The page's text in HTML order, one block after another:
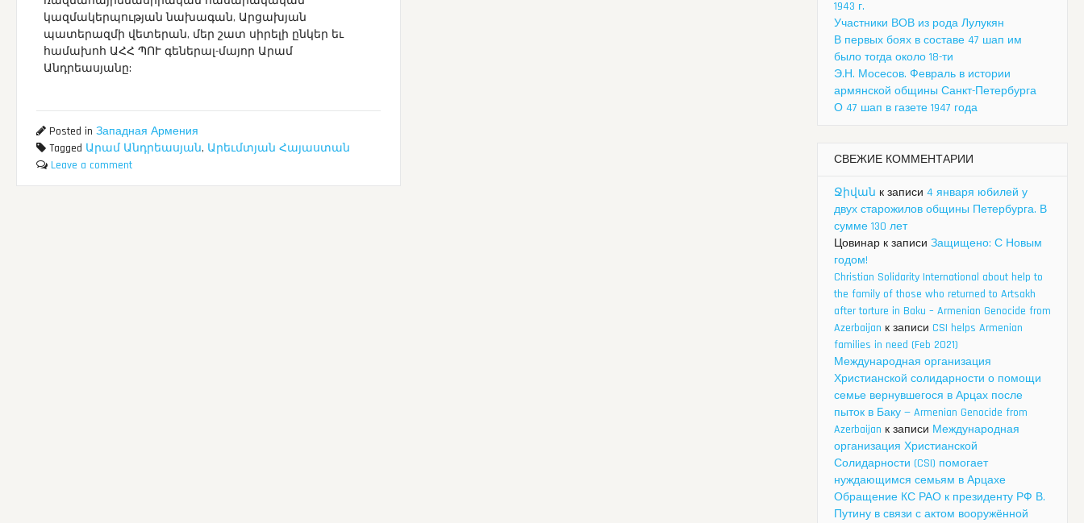
կազմակերպության նախագան, Արցախյան
պատերազմի վետերան, մեր շատ սիրելի ընկեր եւ
համախոհ ԱՀՀ ՊՈՒ գեներալ-մայոր Արամ
Անդրեասյանը:
Posted in Западная Армения
Tagged Արամ Անդրեասյան, Արեւմտյան Հայաստան
Leave a comment
1943 г.
Участники ВОВ из рода Лулукян
В первых боях в составе 47 шап им
было тогда около 18-ти
Э.Н. Мосесов. Февраль в истории
армянской общины Санкт-Петербурга
О 47 шап в газете 1947 года
СВЕЖИЕ КОММЕНТАРИИ
Ջիվան к записи 4 января юбилей у
двух старожилов общины Петербурга. В
сумме 130 лет
Цовинар к записи Защищено: С Новым
годом!
Christian Solidarity International about help to
the family of those who returned to Artsakh
after torture in Baku – Armenian Genocide from
Azerbaijan к записи CSI helps Armenian
families in need (Feb 2021)
Международная организация
Христианской солидарности о помощи
семье вернувшегося в Арцах после
пыток в Баку — Armenian Genocide from
Azerbaijan к записи Международная
организация Христианской
Солидарности (CSI) помогает
нуждающимся семьям в Арцахе
Обращение КС РАО к президенту РФ В.
Путину в связи с актом вооружённой